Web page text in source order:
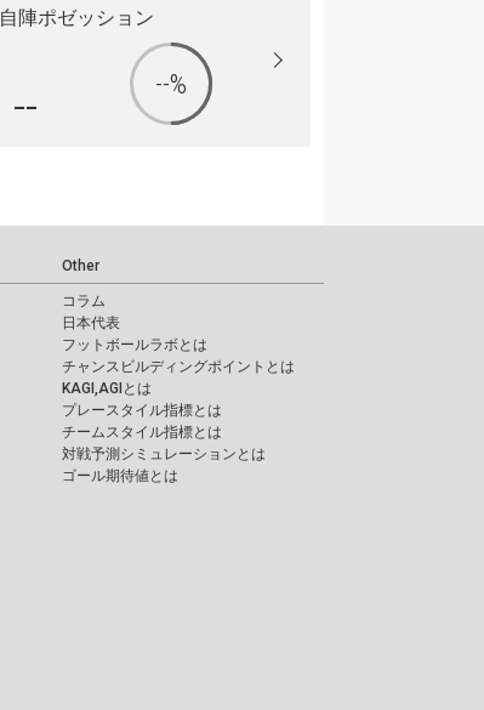
自陣ポゼッション
-- --%
Other
コラム
日本代表
フットボールラボとは
チャンスビルディングポイントとは
KAGI,AGIとは
プレースタイル指標とは
チームスタイル指標とは
対戦予測シミュレーションとは
ゴール期待値とは